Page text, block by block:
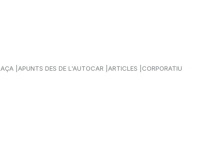
APUNTS DES DE L'AUTOCAR ARTICLES CORPORATIU